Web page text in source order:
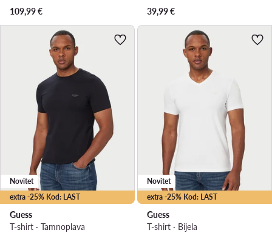
109,99€
39,99€
extra -25% Kod: LAST
Novitet
Guess
T-shirt · Tamnoplava
extra -25% Kod: LAST
Novitet
Guess
T-shirt · Bijela